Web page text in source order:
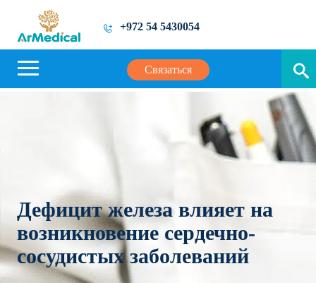
+972 54 5430054
Связаться
Дефицит железа влияет на
возникновение сердечно-
сосудистых заболеваний